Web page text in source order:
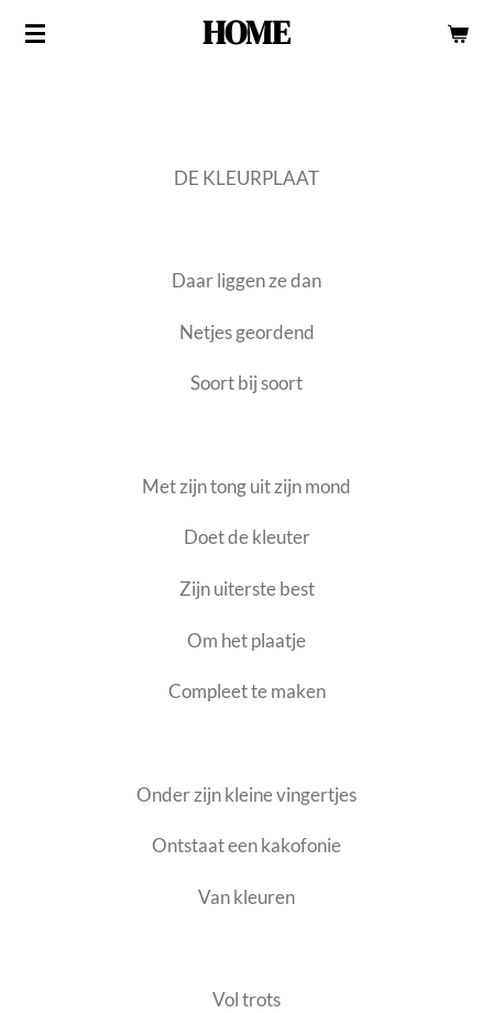
Ga
HOME
DE KLEURPLAAT
Daar liggen ze dan
Netjes geordend
Soort bij soort
Met zijn tong uit zijn mond
Doet de kleuter
Zijn uiterste best
Om het plaatje
Compleet te maken
Onder zijn kleine vingertjes
Ontstaat een kakofonie
Van kleuren
Vol trots